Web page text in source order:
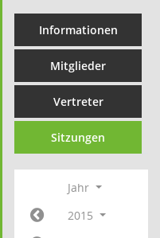
Informationen
Mitglieder
Vertreter
Sitzungen
Jahr
2015